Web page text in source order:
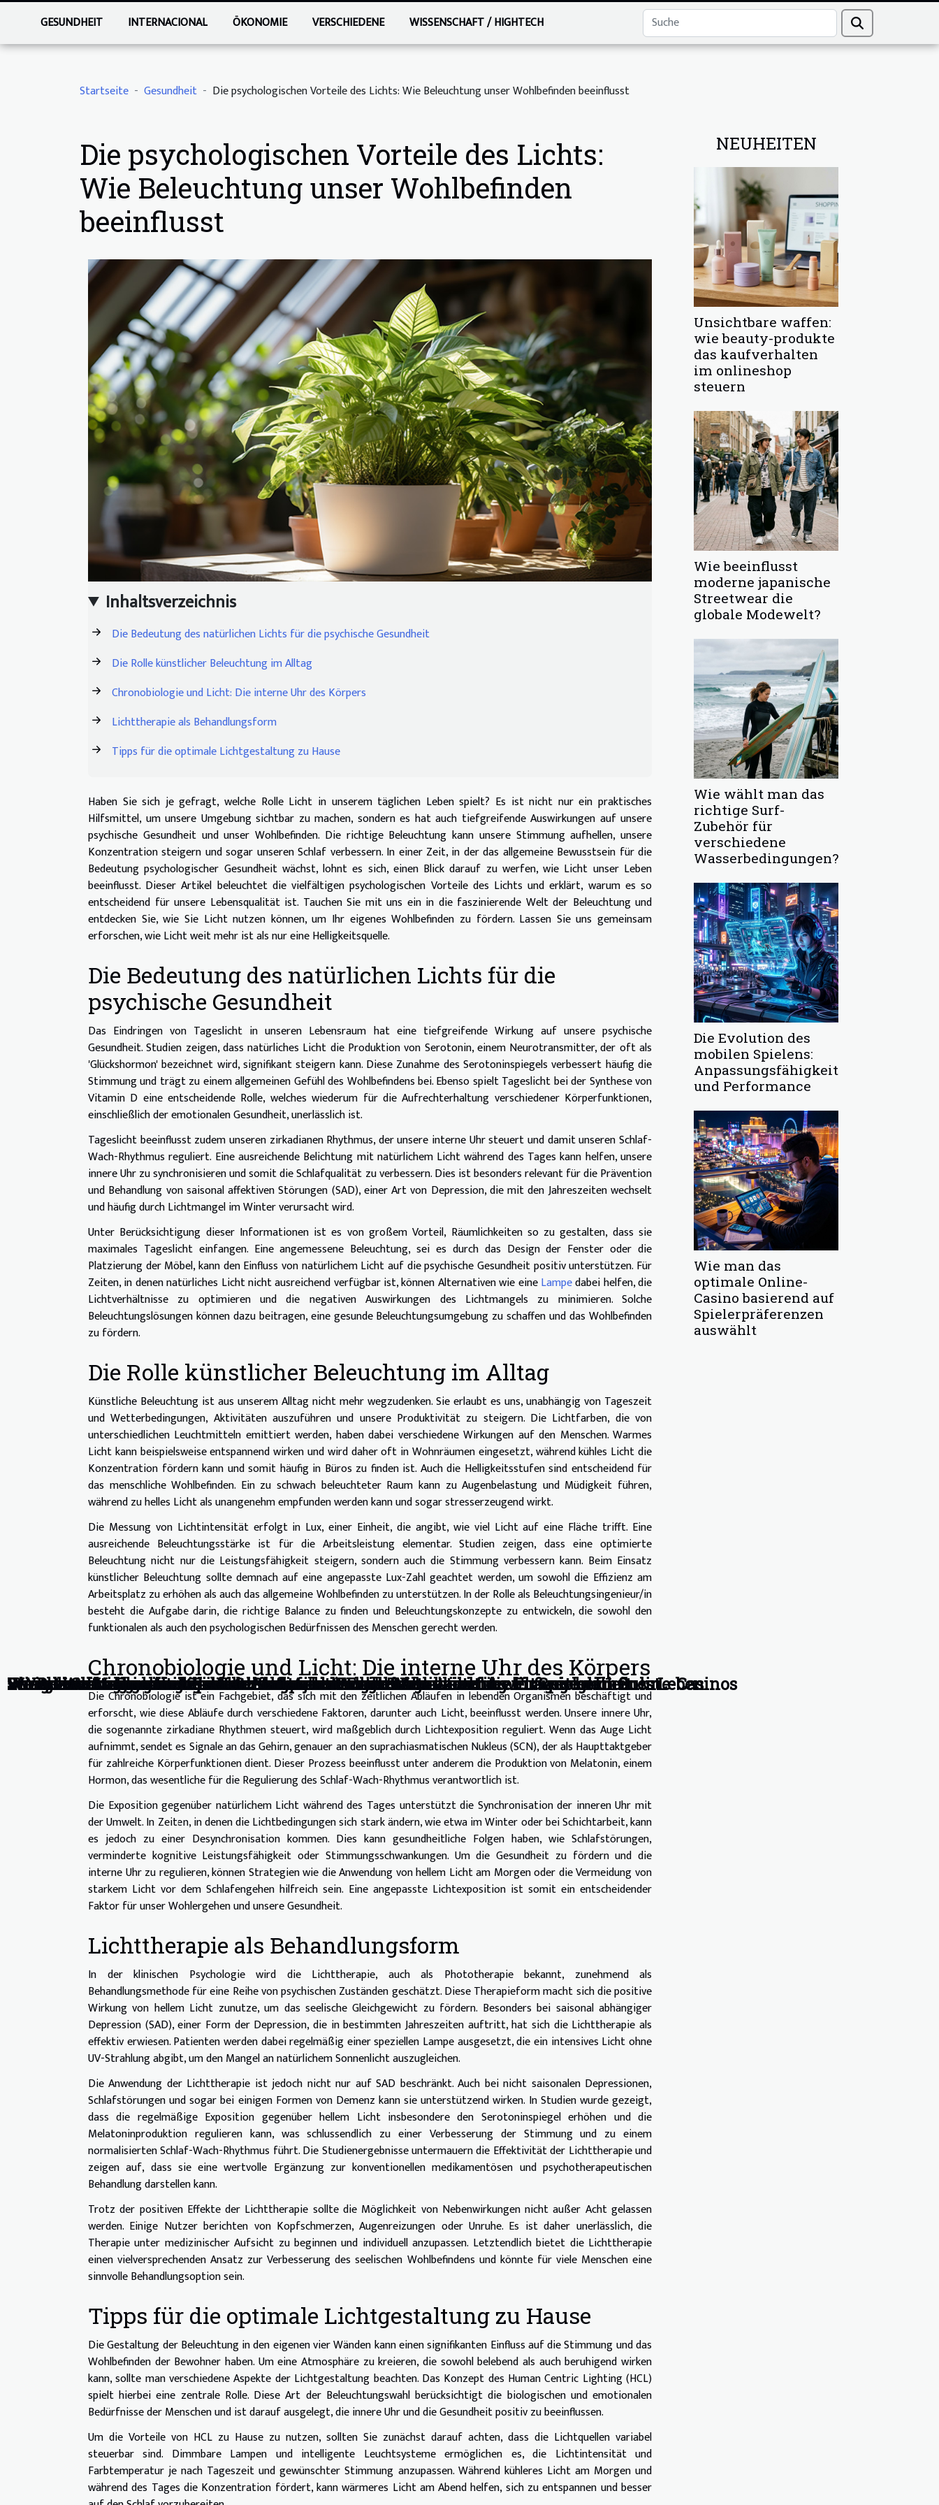
GESUNDHEIT INTERNACIONAL ÖKONOMIE VERSCHIEDENE WISSENSCHAFT / HIGHTECH
Startseite Gesundheit Die psychologischen Vorteile des Lichts: Wie Beleuchtung unser Wohlbefinden beeinflusst
Die psychologischen Vorteile des Lichts:
Wie Beleuchtung unser Wohlbefinden
beeinflusst
Inhaltsverzeichnis
Die Bedeutung des natürlichen Lichts für die psychische Gesundheit
Die Rolle künstlicher Beleuchtung im Alltag
Chronobiologie und Licht: Die interne Uhr des Körpers
Lichttherapie als Behandlungsform
Tipps für die optimale Lichtgestaltung zu Hause
Haben Sie sich je gefragt, welche Rolle Licht in unserem täglichen Leben spielt? Es ist nicht nur ein praktisches
Hilfsmittel, um unsere Umgebung sichtbar zu machen, sondern es hat auch tiefgreifende Auswirkungen auf unsere
psychische Gesundheit und unser Wohlbefinden. Die richtige Beleuchtung kann unsere Stimmung aufhellen, unsere
Konzentration steigern und sogar unseren Schlaf verbessern. In einer Zeit, in der das allgemeine Bewusstsein für die
Bedeutung psychologischer Gesundheit wächst, lohnt es sich, einen Blick darauf zu werfen, wie Licht unser Leben
beeinflusst. Dieser Artikel beleuchtet die vielfältigen psychologischen Vorteile des Lichts und erklärt, warum es so
entscheidend für unsere Lebensqualität ist. Tauchen Sie mit uns ein in die faszinierende Welt der Beleuchtung und
entdecken Sie, wie Sie Licht nutzen können, um Ihr eigenes Wohlbefinden zu fördern. Lassen Sie uns gemeinsam
erforschen, wie Licht weit mehr ist als nur eine Helligkeitsquelle.
Die Bedeutung des natürlichen Lichts für die
psychische Gesundheit
Das Eindringen von Tageslicht in unseren Lebensraum hat eine tiefgreifende Wirkung auf unsere psychische
Gesundheit. Studien zeigen, dass natürliches Licht die Produktion von Serotonin, einem Neurotransmitter, der oft als
'Glückshormon' bezeichnet wird, signifikant steigern kann. Diese Zunahme des Serotoninspiegels verbessert häufig die
Stimmung und trägt zu einem allgemeinen Gefühl des Wohlbefindens bei. Ebenso spielt Tageslicht bei der Synthese von
Vitamin D eine entscheidende Rolle, welches wiederum für die Aufrechterhaltung verschiedener Körperfunktionen,
einschließlich der emotionalen Gesundheit, unerlässlich ist.
Tageslicht beeinflusst zudem unseren zirkadianen Rhythmus, der unsere interne Uhr steuert und damit unseren Schlaf-
Wach-Rhythmus reguliert. Eine ausreichende Belichtung mit natürlichem Licht während des Tages kann helfen, unsere
innere Uhr zu synchronisieren und somit die Schlafqualität zu verbessern. Dies ist besonders relevant für die Prävention
und Behandlung von saisonal affektiven Störungen (SAD), einer Art von Depression, die mit den Jahreszeiten wechselt
und häufig durch Lichtmangel im Winter verursacht wird.
Unter Berücksichtigung dieser Informationen ist es von großem Vorteil, Räumlichkeiten so zu gestalten, dass sie
maximales Tageslicht einfangen. Eine angemessene Beleuchtung, sei es durch das Design der Fenster oder die
Platzierung der Möbel, kann den Einfluss von natürlichem Licht auf die psychische Gesundheit positiv unterstützen. Für
Zeiten, in denen natürliches Licht nicht ausreichend verfügbar ist, können Alternativen wie eineLampedabei helfen, die
Lichtverhältnisse zu optimieren und die negativen Auswirkungen des Lichtmangels zu minimieren. Solche
Beleuchtungslösungen können dazu beitragen, eine gesunde Beleuchtungsumgebung zu schaffen und das Wohlbefinden
zu fördern.
Die Rolle künstlicher Beleuchtung im Alltag
Künstliche Beleuchtung ist aus unserem Alltag nicht mehr wegzudenken. Sie erlaubt es uns, unabhängig von Tageszeit
und Wetterbedingungen, Aktivitäten auszuführen und unsere Produktivität zu steigern. Die Lichtfarben, die von
unterschiedlichen Leuchtmitteln emittiert werden, haben dabei verschiedene Wirkungen auf den Menschen. Warmes
Licht kann beispielsweise entspannend wirken und wird daher oft in Wohnräumen eingesetzt, während kühles Licht die
Konzentration fördern kann und somit häufig in Büros zu finden ist. Auch die Helligkeitsstufen sind entscheidend für
das menschliche Wohlbefinden. Ein zu schwach beleuchteter Raum kann zu Augenbelastung und Müdigkeit führen,
während zu helles Licht als unangenehm empfunden werden kann und sogar stresserzeugend wirkt.
Die Messung von Lichtintensität erfolgt in Lux, einer Einheit, die angibt, wie viel Licht auf eine Fläche trifft. Eine
ausreichende Beleuchtungsstärke ist für die Arbeitsleistung elementar. Studien zeigen, dass eine optimierte
Beleuchtung nicht nur die Leistungsfähigkeit steigern, sondern auch die Stimmung verbessern kann. Beim Einsatz
künstlicher Beleuchtung sollte demnach auf eine angepasste Lux-Zahl geachtet werden, um sowohl die Effizienz am
Arbeitsplatz zu erhöhen als auch das allgemeine Wohlbefinden zu unterstützen. In der Rolle als Beleuchtungsingenieur/in
besteht die Aufgabe darin, die richtige Balance zu finden und Beleuchtungskonzepte zu entwickeln, die sowohl den
funktionalen als auch den psychologischen Bedürfnissen des Menschen gerecht werden.
Chronobiologie und Licht: Die interne Uhr des Körpers
Die Chronobiologie ist ein Fachgebiet, das sich mit den zeitlichen Abläufen in lebenden Organismen beschäftigt und
erforscht, wie diese Abläufe durch verschiedene Faktoren, darunter auch Licht, beeinflusst werden. Unsere innere Uhr,
die sogenannte zirkadiane Rhythmen steuert, wird maßgeblich durch Lichtexposition reguliert. Wenn das Auge Licht
aufnimmt, sendet es Signale an das Gehirn, genauer an den suprachiasmatischen Nukleus (SCN), der als Haupttaktgeber
für zahlreiche Körperfunktionen dient. Dieser Prozess beeinflusst unter anderem die Produktion von Melatonin, einem
Hormon, das wesentliche für die Regulierung des Schlaf-Wach-Rhythmus verantwortlich ist.
Die Exposition gegenüber natürlichem Licht während des Tages unterstützt die Synchronisation der inneren Uhr mit
der Umwelt. In Zeiten, in denen die Lichtbedingungen sich stark ändern, wie etwa im Winter oder bei Schichtarbeit, kann
es jedoch zu einer Desynchronisation kommen. Dies kann gesundheitliche Folgen haben, wie Schlafstörungen,
verminderte kognitive Leistungsfähigkeit oder Stimmungsschwankungen. Um die Gesundheit zu fördern und die
interne Uhr zu regulieren, können Strategien wie die Anwendung von hellem Licht am Morgen oder die Vermeidung von
starkem Licht vor dem Schlafengehen hilfreich sein. Eine angepasste Lichtexposition ist somit ein entscheidender
Faktor für unser Wohlergehen und unsere Gesundheit.
Lichttherapie als Behandlungsform
In der klinischen Psychologie wird die Lichttherapie, auch als Phototherapie bekannt, zunehmend als
Behandlungsmethode für eine Reihe von psychischen Zuständen geschätzt. Diese Therapieform macht sich die positive
Wirkung von hellem Licht zunutze, um das seelische Gleichgewicht zu fördern. Besonders bei saisonal abhängiger
Depression (SAD), einer Form der Depression, die in bestimmten Jahreszeiten auftritt, hat sich die Lichttherapie als
effektiv erwiesen. Patienten werden dabei regelmäßig einer speziellen Lampe ausgesetzt, die ein intensives Licht ohne
UV-Strahlung abgibt, um den Mangel an natürlichem Sonnenlicht auszugleichen.
Die Anwendung der Lichttherapie ist jedoch nicht nur auf SAD beschränkt. Auch bei nicht saisonalen Depressionen,
Schlafstörungen und sogar bei einigen Formen von Demenz kann sie unterstützend wirken. In Studien wurde gezeigt,
dass die regelmäßige Exposition gegenüber hellem Licht insbesondere den Serotoninspiegel erhöhen und die
Melatoninproduktion regulieren kann, was schlussendlich zu einer Verbesserung der Stimmung und zu einem
normalisierten Schlaf-Wach-Rhythmus führt. Die Studienergebnisse untermauern die Effektivität der Lichttherapie und
zeigen auf, dass sie eine wertvolle Ergänzung zur konventionellen medikamentösen und psychotherapeutischen
Behandlung darstellen kann.
Trotz der positiven Effekte der Lichttherapie sollte die Möglichkeit von Nebenwirkungen nicht außer Acht gelassen
werden. Einige Nutzer berichten von Kopfschmerzen, Augenreizungen oder Unruhe. Es ist daher unerlässlich, die
Therapie unter medizinischer Aufsicht zu beginnen und individuell anzupassen. Letztendlich bietet die Lichttherapie
einen vielversprechenden Ansatz zur Verbesserung des seelischen Wohlbefindens und könnte für viele Menschen eine
sinnvolle Behandlungsoption sein.
Tipps für die optimale Lichtgestaltung zu Hause
Die Gestaltung der Beleuchtung in den eigenen vier Wänden kann einen signifikanten Einfluss auf die Stimmung und das
Wohlbefinden der Bewohner haben. Um eine Atmosphäre zu kreieren, die sowohl belebend als auch beruhigend wirken
kann, sollte man verschiedene Aspekte der Lichtgestaltung beachten. Das Konzept des Human Centric Lighting (HCL)
spielt hierbei eine zentrale Rolle. Diese Art der Beleuchtungswahl berücksichtigt die biologischen und emotionalen
Bedürfnisse der Menschen und ist darauf ausgelegt, die innere Uhr und die Gesundheit positiv zu beeinflussen.
Um die Vorteile von HCL zu Hause zu nutzen, sollten Sie zunächst darauf achten, dass die Lichtquellen variabel
steuerbar sind. Dimmbare Lampen und intelligente Leuchtsysteme ermöglichen es, die Lichtintensität und
Farbtemperatur je nach Tageszeit und gewünschter Stimmung anzupassen. Während kühleres Licht am Morgen und
während des Tages die Konzentration fördert, kann wärmeres Licht am Abend helfen, sich zu entspannen und besser
NEUHEITEN
Unsichtbare waffen:
wie beauty-produkte
das kaufverhalten
im onlineshop
steuern
Wie beeinflusst
moderne japanische
Streetwear die
globale Modewelt?
Wie wählt man das
richtige Surf-
Zubehör für
verschiedene
Wasserbedingungen?
Die Evolution des
mobilen Spielens:
Anpassungsfähigkeit
und Performance
Wie man das
optimale Online-
Casino basierend auf
Spielerpräferenzen
auswählt
Die Rolle von Probiotika in der modernen Ernährung
Stressbewältigung in der modernen Arbeitswelt Techniken für ein ausgeglichenes Leben
5 Wege zur Verbesserung der Schlafqualität ohne Medikamente
Wie man den idealen Lidschatten für jede Augenfarbe wählt
Die Auswirkungen von Schuhen mit verstecktem Absatz auf die Fußgesundheit
Wie die Globalisierung die Nachfrage nach Englischunterricht weltweit beeinflusst
Verantwortungsvolles Spielen: Maßnahmen und Unterstützung für Spieler in Online-Casinos
Einige Werkzeuge für besseren Schlaf